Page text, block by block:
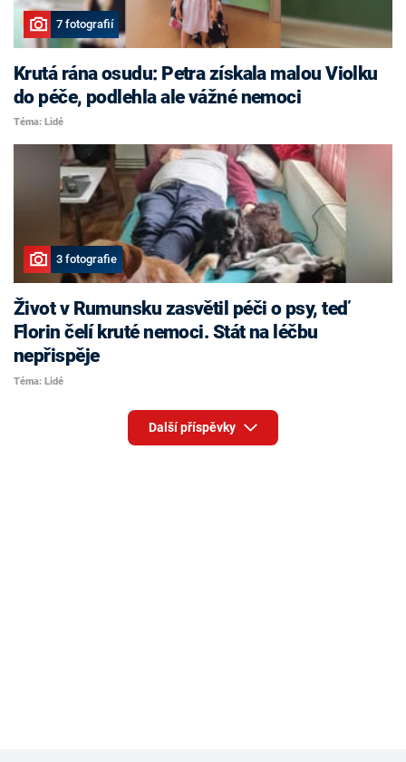
7 fotografií
Krutá rána osudu: Petra získala malou Violku
do péče, podlehla ale vážné nemoci
Téma: Lidé
3 fotografie
Život v Rumunsku zasvětil péči o psy, teď
Florin čelí kruté nemoci. Stát na léčbu
nepřispěje
Téma: Lidé
Další příspěvky